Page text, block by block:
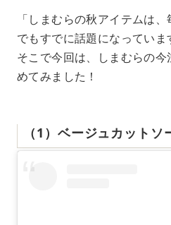
「しまむらの秋アイテムは
でもすでに話題になっていま
そこで今回は、しまむらの
めてみました！
（1）ベージュカットソ